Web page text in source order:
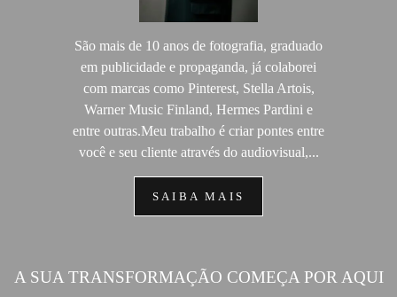
São mais de 10 anos de fotografia, graduado
em publicidade e propaganda, já colaborei
com marcas como Pinterest, Stella Artois,
Warner Music Finland, Hermes Pardini e
entre outras.Meu trabalho é criar pontes entre
você e seu cliente através do audiovisual,...
SAIBA MAIS
A SUA TRANSFORMAÇÃO COMEÇA POR AQUI